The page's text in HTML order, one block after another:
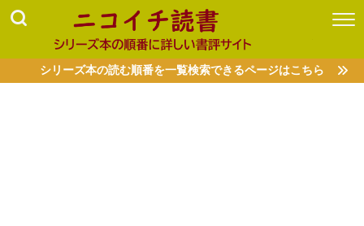
シリーズ本の読む順番を一覧検索できるページはこちら